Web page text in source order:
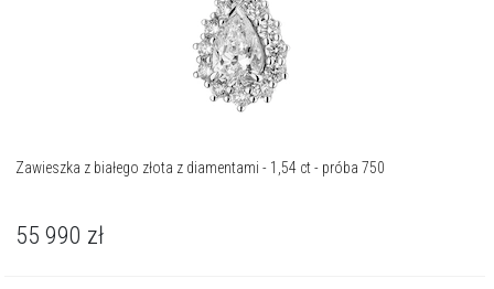
Zawieszka z białego złota z diamentami - 1,54 ct - próba 750
55 990 zł